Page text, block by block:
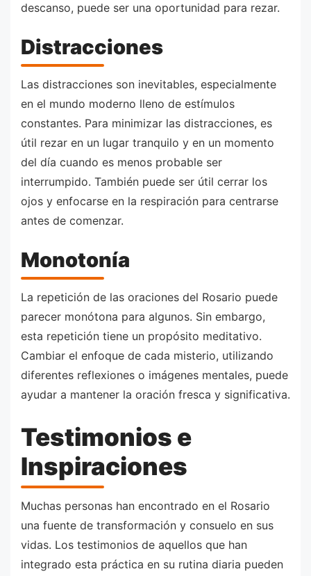
descanso, puede ser una oportunidad para rezar.
Distracciones
Las distracciones son inevitables, especialmente
en el mundo moderno lleno de estímulos
constantes. Para minimizar las distracciones, es
útil rezar en un lugar tranquilo y en un momento
del día cuando es menos probable ser
interrumpido. También puede ser útil cerrar los
ojos y enfocarse en la respiración para centrarse
antes de comenzar.
Monotonía
La repetición de las oraciones del Rosario puede
parecer monótona para algunos. Sin embargo,
esta repetición tiene un propósito meditativo.
Cambiar el enfoque de cada misterio, utilizando
diferentes reflexiones o imágenes mentales, puede
ayudar a mantener la oración fresca y significativa.
Testimonios e
Inspiraciones
Muchas personas han encontrado en el Rosario
una fuente de transformación y consuelo en sus
vidas. Los testimonios de aquellos que han
integrado esta práctica en su rutina diaria pueden